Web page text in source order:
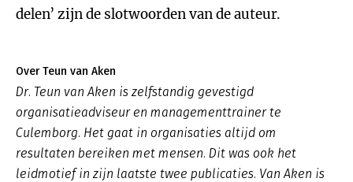
delen’ zijn de slotwoorden van de auteur.
Over Teun van Aken
Dr. Teun van Aken is zelfstandig gevestigd
organisatieadviseur en managementtrainer te
Culemborg. Het gaat in organisaties altijd om
resultaten bereiken met mensen. Dit was ook het
leidmotief in zijn laatste twee publicaties. Van Aken is